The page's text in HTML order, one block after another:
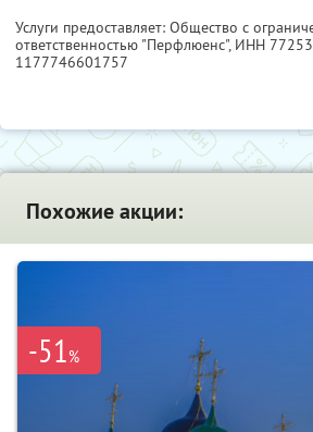
Услуги предоставляет: Общество с
ответственностью "Перфлюенс", ИНН
1177746601757
Похожие акции:
-51%